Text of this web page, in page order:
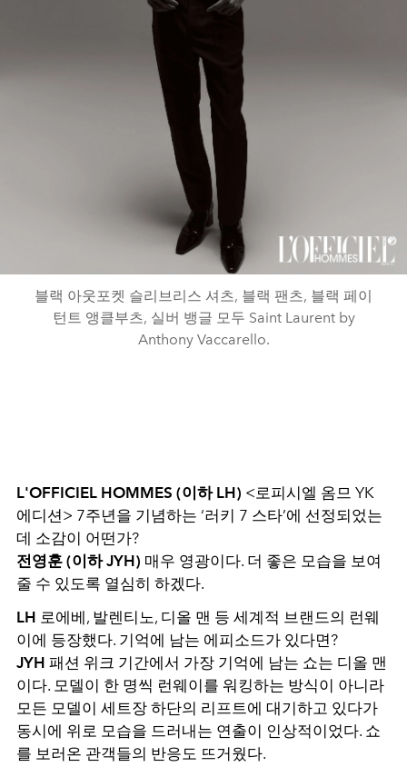
블랙 아웃포켓 슬리브리스 셔츠, 블랙 팬츠, 블랙 페이
턴트 앵클부츠, 실버 뱅글 모두 Saint Laurent by
Anthony Vaccarello.
L'OFFICIEL HOMMES (이하 LH) <로피시엘 옴므 YK
에디션> 7주년을 기념하는 ‘러키 7 스타’에 선정되었는
데 소감이 어떤가?
전영훈 (이하 JYH) 매우 영광이다. 더 좋은 모습을 보여
줄 수 있도록 열심히 하겠다.
LH 로에베, 발렌티노, 디올 맨 등 세계적 브랜드의 런웨
이에 등장했다. 기억에 남는 에피소드가 있다면?
JYH 패션 위크 기간에서 가장 기억에 남는 쇼는 디올 맨
이다. 모델이 한 명씩 런웨이를 워킹하는 방식이 아니라
모든 모델이 세트장 하단의 리프트에 대기하고 있다가
동시에 위로 모습을 드러내는 연출이 인상적이었다. 쇼
를 보러온 관객들의 반응도 뜨거웠다.